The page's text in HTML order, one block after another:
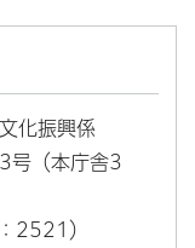
化振興係
号（本庁舎3
2521）